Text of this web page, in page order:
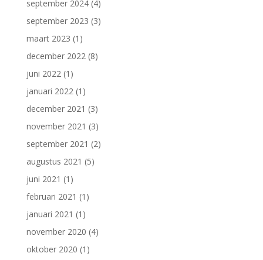
september 2024(4)
september 2023 (3)
maart 2023 (1)
december 2022 (8)
juni 2022 (1)
januari 2022 (1)
december 2021 (3)
november 2021 (3)
september 2021 (2)
augustus 2021 (5)
juni 2021 (1)
februari 2021 (1)
januari 2021 (1)
november 2020 (4)
oktober 2020 (1)